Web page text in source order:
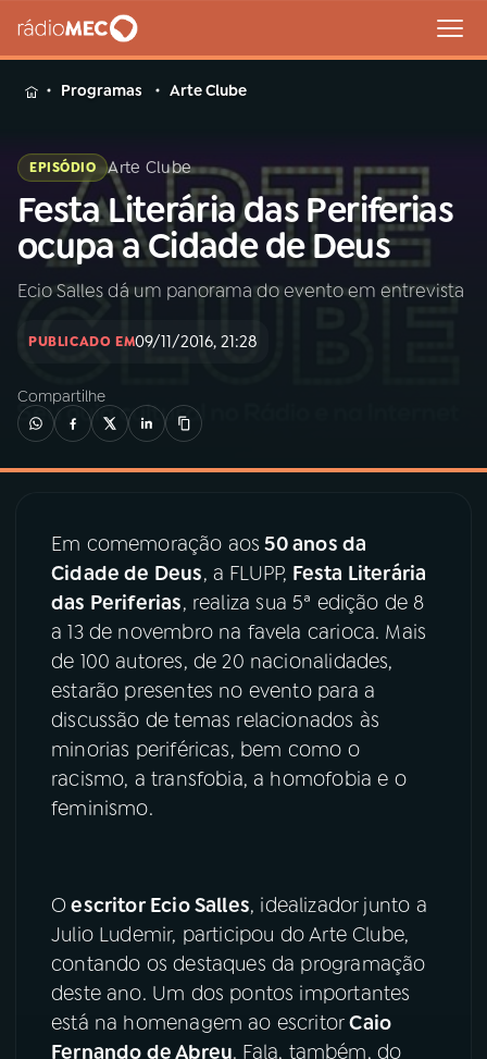
MENU
Buscar
na
Rádio
MEC
Buscar
01INÍCIO
02A RÁDIO
03 PROGRAMAÇÃO
04 PROGRAMAS
05PODCASTS
06VIDEOCASTS
08 PRÊMIO RÁDIO MEC
ACOMPANHE A RÁDIO MEC
YouTube Facebook
Programas Arte Clube
EPISÓDIO Arte Clube
Festa Literária das Periferias
ocupa a Cidade de Deus
Ecio Salles dá um panorama do evento em entrevista
PUBLICADO EM09/11/2016, 21:28
Compartilhe
Em comemoração aos 50 anos da
Cidade de Deus, a FLUPP, Festa Literária
das Periferias, realiza sua 5ª edição de 8
a 13 de novembro na favela carioca. Mais
de 100 autores, de 20 nacionalidades,
estarão presentes no evento para a
discussão de temas relacionados às
minorias periféricas, bem como o
racismo, a transfobia, a homofobia e o
feminismo.
Oescritor Ecio Salles, idealizador junto a
Julio Ludemir, participou do Arte Clube,
contando os destaques da programação
deste ano. Um dos pontos importantes
está na homenagem ao escritorCaio
Fernando de Abreu. Fala, também, do